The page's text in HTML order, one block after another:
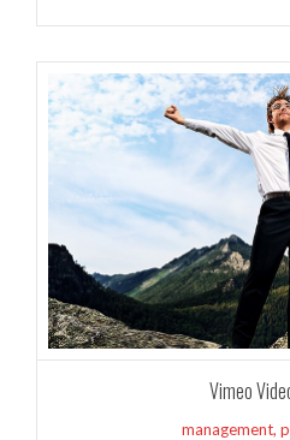
Vimeo
management,